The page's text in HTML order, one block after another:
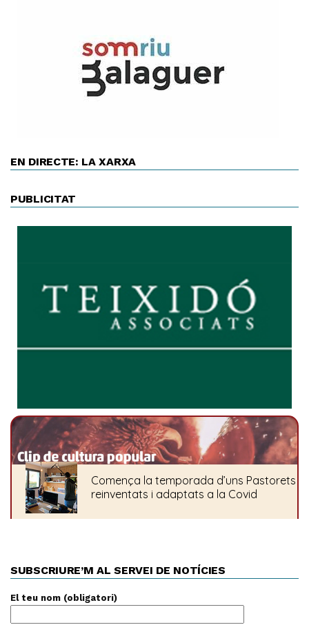
EN DIRECTE: LA XARXA
PUBLICITAT
SUBSCRIURE’M AL SERVEI DE NOTÍCIES
El teu nom (obligatori)